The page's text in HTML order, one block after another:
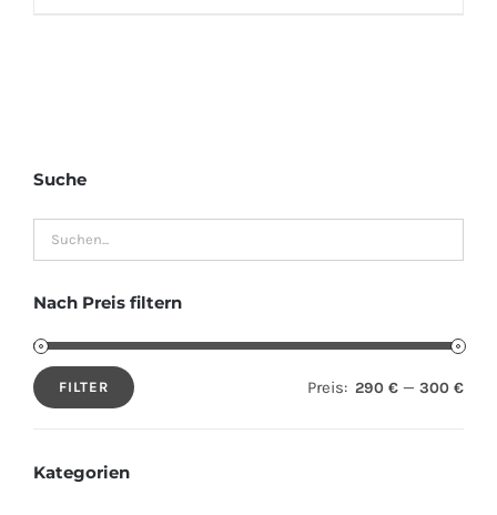
Suche
Nach Preis filtern
Min.
Max.
FILTER Preis: 290 € — 300 €
Kategorien